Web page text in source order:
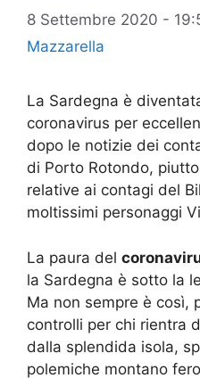
8 Settembre 2020 -
Mazzarella
La Sardegna è
coronavirus per
dopo le notizie dei
di Porto Rotondo,
relative ai contagi del
moltissimi personaggi
La paura del
la Sardegna è sotto la
Ma non sempre è così,
controlli per chi rientra
dalla splendida isola,
polemiche montano